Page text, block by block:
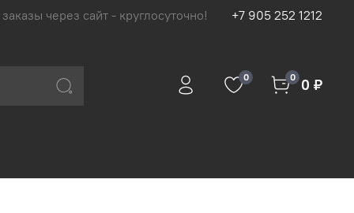
через сайт - круглосуточно! +7 905 252 1212
0 0 0 ₽